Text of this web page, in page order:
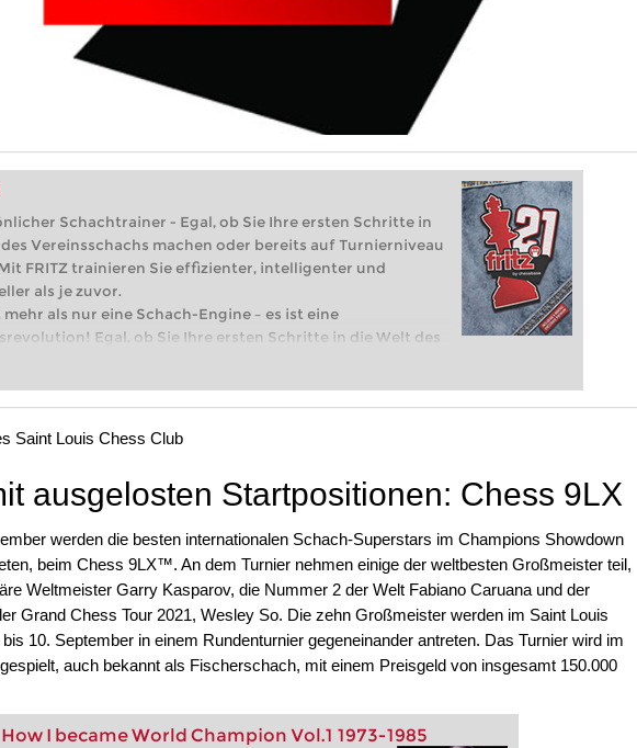
Schachtrainer - Egal, ob Sie Ihre ersten Schritte in
Vereinsschachs machen oder bereits auf Turnierniveau
FRITZ trainieren Sie effizienter, intelligenter und
als je zuvor.
mehr als nur eine Schach-Engine – es ist eine
Egal, ob Sie Ihre ersten Schritte in die Welt des
machen oder bereits auf Turnierniveau spielen: Mit
Saint Louis Chess Club
ausgelosten Startpositionen: Chess 9LX
werden die besten internationalen Schach-Superstars im Champions Showdown
beim Chess 9LX™. An dem Turnier nehmen einige der weltbesten Großmeister teil,
Weltmeister Garry Kasparov, die Nummer 2 der Welt Fabiano Caruana und der
Grand Chess Tour 2021, Wesley So. Die zehn Großmeister werden im Saint Louis
10. September in einem Rundenturnier gegeneinander antreten. Das Turnier wird im
auch bekannt als Fischerschach, mit einem Preisgeld von insgesamt 150.000
How I became World Champion Vol.1 1973-1985